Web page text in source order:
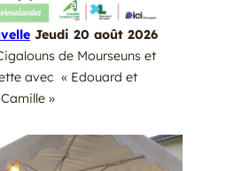
Jeudi 20 août 2026
de Mourseuns et
avec « Edouard et
Camille »